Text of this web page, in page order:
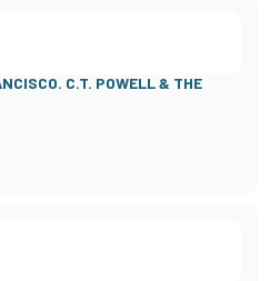
C.T. POWELL & THE